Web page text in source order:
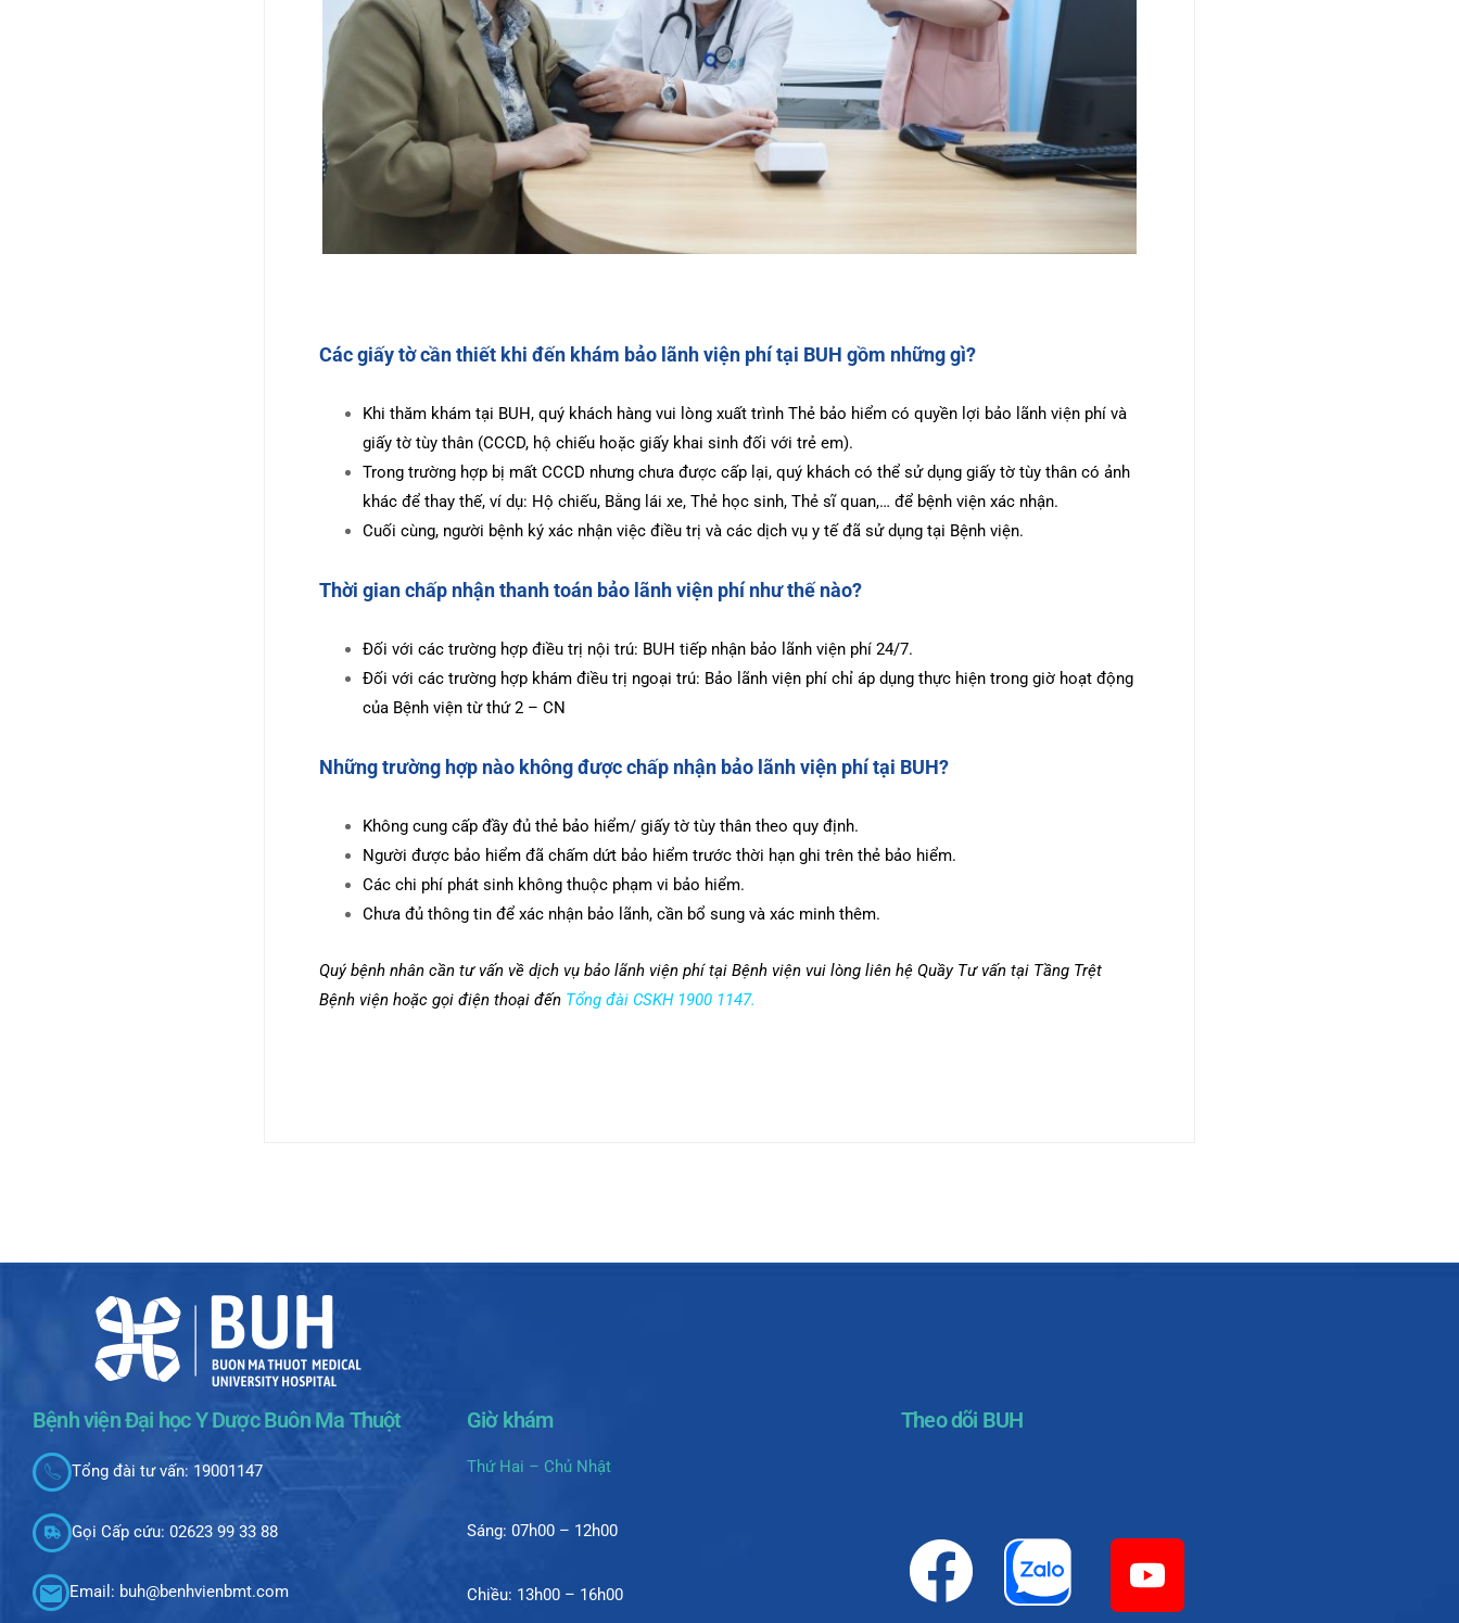
Các giấy tờ cần thiết khi đến khám bảo lãnh viện phí tại BUH gồm những gì?
Khi thăm khám tại BUH, quý khách hàng vui lòng xuất trình Thẻ bảo hiểm có quyền lợi bảo lãnh viện phí và
giấy tờ tùy thân (CCCD, hộ chiếu hoặc giấy khai sinh đối với trẻ em).
Trong trường hợp bị mất CCCD nhưng chưa được cấp lại, quý khách có thể sử dụng giấy tờ tùy thân có ảnh
khác để thay thế, ví dụ: Hộ chiếu, Bằng lái xe, Thẻ học sinh, Thẻ sĩ quan,… để bệnh viện xác nhận.
Cuối cùng, người bệnh ký xác nhận việc điều trị và các dịch vụ y tế đã sử dụng tại Bệnh viện.
Thời gian chấp nhận thanh toán bảo lãnh viện phí như thế nào?
Đối với các trường hợp điều trị nội trú: BUH tiếp nhận bảo lãnh viện phí 24/7.
Đối với các trường hợp khám điều trị ngoại trú: Bảo lãnh viện phí chỉ áp dụng thực hiện trong giờ hoạt động
của Bệnh viện từ thứ 2 – CN
Những trường hợp nào không được chấp nhận bảo lãnh viện phí tại BUH?
Không cung cấp đầy đủ thẻ bảo hiểm/ giấy tờ tùy thân theo quy định.
Người được bảo hiểm đã chấm dứt bảo hiểm trước thời hạn ghi trên thẻ bảo hiểm.
Các chi phí phát sinh không thuộc phạm vi bảo hiểm.
Chưa đủ thông tin để xác nhận bảo lãnh, cần bổ sung và xác minh thêm.
Quý bệnh nhân cần tư vấn về dịch vụ bảo lãnh viện phí tại Bệnh viện vui lòng liên hệ Quầy Tư vấn tại Tầng Trệt
Bệnh viện hoặc gọi điện thoại đến Tổng đài CSKH 1900 1147.
Bệnh viện Đại học Y Dược Buôn Ma Thuột
Tổng đài tư vấn: 19001147
Gọi Cấp cứu: 02623 99 33 88
Email: buh@benhvienbmt.com
Giờ khám
Thứ Hai – Chủ Nhật
Sáng: 07h00 – 12h00
Chiều: 13h00 – 16h00
Theo dõi BUH